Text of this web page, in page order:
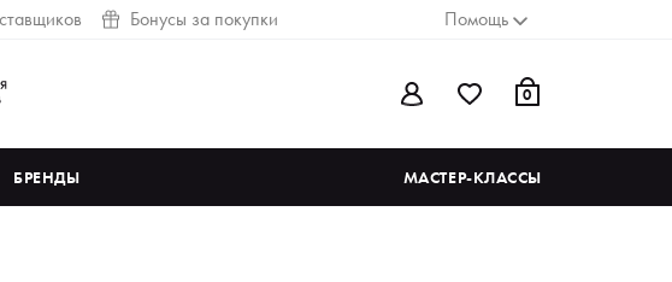
Бонусы за покупки Помощь
0
БРЕНДЫ МАСТЕР-КЛАССЫ